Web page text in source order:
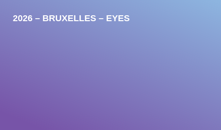
2026 – BRUXELLES – EYES